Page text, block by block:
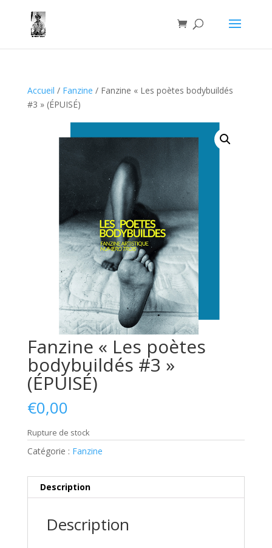
Accueil / Fanzine / Fanzine « Les poètes bodybuildés
#3 » (ÉPUISÉ)
Fanzine « Les poètes
bodybuildés #3 »
(ÉPUISÉ)
€0,00
Rupture de stock
Catégorie : Fanzine
Description
Description